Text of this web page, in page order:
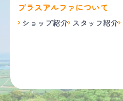
プラスアルファについて
ショップ紹介 スタッフ紹介